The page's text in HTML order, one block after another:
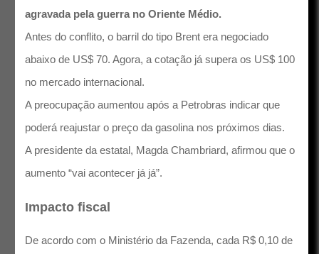
agravada pela guerra no Oriente Médio.
Antes do conflito, o barril do tipo Brent era negociado
abaixo de US$ 70. Agora, a cotação já supera os US$ 100
no mercado internacional.
A preocupação aumentou após a Petrobras indicar que
poderá reajustar o preço da gasolina nos próximos dias.
A presidente da estatal, Magda Chambriard, afirmou que o
aumento “vai acontecer já já”.
Impacto fiscal
De acordo com o Ministério da Fazenda, cada R$ 0,10 de